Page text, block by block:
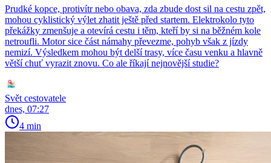
Prudké kopce, protivítr nebo obava, zda zbude dost sil na cestu zpět,
mohou cyklistický výlet zhatit ještě před startem. Elektrokolo tyto
překážky zmenšuje a otevírá cestu i těm, kteří by si na běžném kole
netroufli. Motor sice část námahy převezme, pohyb však z jízdy
nemizí. Výsledkem mohou být delší trasy, více času venku a hlavně
větší chuť vyrazit znovu. Co ale říkají nejnovější studie?
Svět cestovatele
dnes, 07:27
4 min